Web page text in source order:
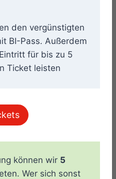
den vergünstigten
BI-Pass. Außerdem
für bis zu 5
Ticket leisten
können wir 5
Wer sich sonst